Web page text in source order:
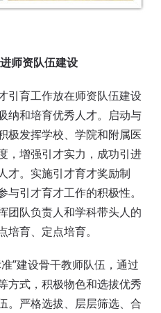
师资队伍建设
育工作放在师资队伍建设
纳和培育优秀人才。启动与
极发挥学校、学院和附属医
，增强引才实力，成功引进
才。实施引才育才奖励制
引才育才工作的积极性。
团队负责人和学科带头人的
育、定点培育。
建设骨干教师队伍，通过
方式，积极物色和选拔优秀
。严格选拔、层层筛选、合